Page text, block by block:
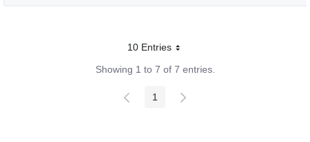
10 EntriesPer page
Showing 1 to 7 of 7 entries.
Page
1